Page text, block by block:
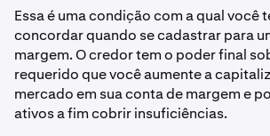
Essa é uma condição com a qual você
concordar quando se cadastrar para
margem. O credor tem o poder final
requerido que você aumente a
mercado em sua conta de margem e
ativos a fim cobrir insuficiências.